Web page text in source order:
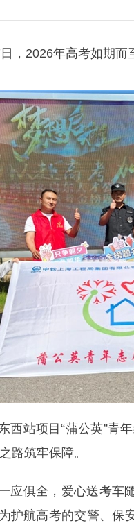
，2026年高考如期
西站项目“蒲公英”青
路筑牢保障。
应俱全，爱心送考车
护航高考的交警、保